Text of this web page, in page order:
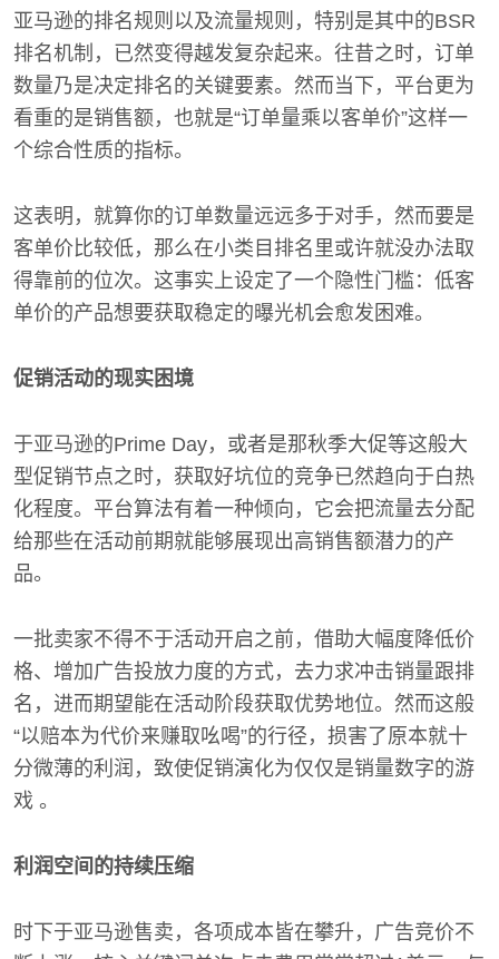
亚马逊的排名规则以及流量规则，特别是其中的BSR
排名机制，已然变得越发复杂起来。往昔之时，订单
数量乃是决定排名的关键要素。然而当下，平台更为
看重的是销售额，也就是“订单量乘以客单价”这样一
个综合性质的指标。
这表明，就算你的订单数量远远多于对手，然而要是
客单价比较低，那么在小类目排名里或许就没办法取
得靠前的位次。这事实上设定了一个隐性门槛：低客
单价的产品想要获取稳定的曝光机会愈发困难。
促销活动的现实困境
于亚马逊的Prime Day，或者是那秋季大促等这般大
型促销节点之时，获取好坑位的竞争已然趋向于白热
化程度。平台算法有着一种倾向，它会把流量去分配
给那些在活动前期就能够展现出高销售额潜力的产
品。
一批卖家不得不于活动开启之前，借助大幅度降低价
格、增加广告投放力度的方式，去力求冲击销量跟排
名，进而期望能在活动阶段获取优势地位。然而这般
“以赔本为代价来赚取吆喝”的行径，损害了原本就十
分微薄的利润，致使促销演化为仅仅是销量数字的游
戏 。
利润空间的持续压缩
时下于亚马逊售卖，各项成本皆在攀升，广告竞价不